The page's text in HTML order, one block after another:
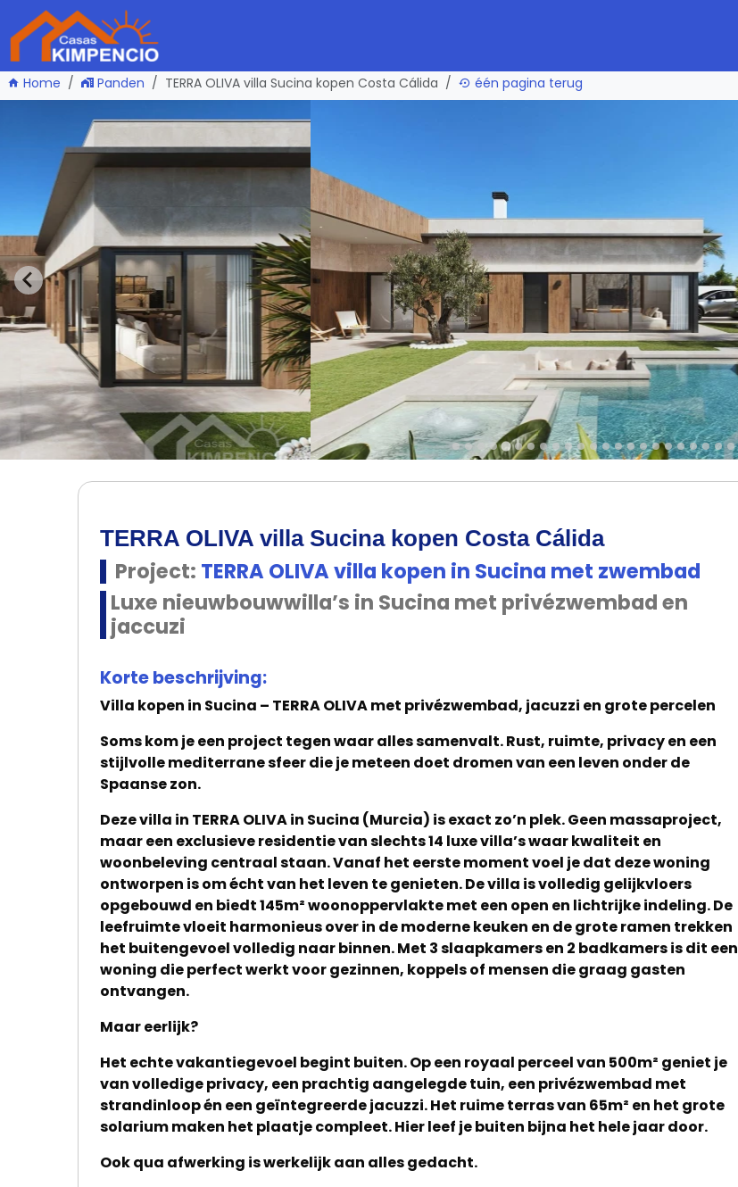
Home Panden TERRA OLIVA villa Sucina kopen Costa Cálida één pagina terug
TERRA OLIVA villa Sucina kopen Costa Cálida
Project: TERRA OLIVA villa kopen in Sucina met zwembad
Luxe nieuwbouwwilla’s in Sucina met privézwembad en
jaccuzi
Korte beschrijving:
Villa kopen in Sucina – TERRA OLIVA met privézwembad, jacuzzi en grote percelen
Soms kom je een project tegen waar alles samenvalt. Rust, ruimte, privacy en een
stijlvolle mediterrane sfeer die je meteen doet dromen van een leven onder de
Spaanse zon.
Deze villa in TERRA OLIVA in Sucina (Murcia) is exact zo’n plek. Geen massaproject,
maar een exclusieve residentie van slechts 14 luxe villa’s waar kwaliteit en
woonbeleving centraal staan. Vanaf het eerste moment voel je dat deze woning
ontworpen is om écht van het leven te genieten. De villa is volledig gelijkvloers
opgebouwd en biedt 145m² woonoppervlakte met een open en lichtrijke indeling. De
leefruimte vloeit harmonieus over in de moderne keuken en de grote ramen trekken
het buitengevoel volledig naar binnen. Met 3 slaapkamers en 2 badkamers is dit een
woning die perfect werkt voor gezinnen, koppels of mensen die graag gasten
ontvangen.
Maar eerlijk?
Het echte vakantiegevoel begint buiten. Op een royaal perceel van 500m² geniet je
van volledige privacy, een prachtig aangelegde tuin, een privézwembad met
strandinloop én een geïntegreerde jacuzzi. Het ruime terras van 65m² en het grote
solarium maken het plaatje compleet. Hier leef je buiten bijna het hele jaar door.
Ook qua afwerking is werkelijk aan alles gedacht.